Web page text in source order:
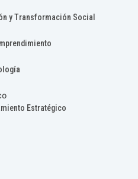
y Transformación Social
Estratégico